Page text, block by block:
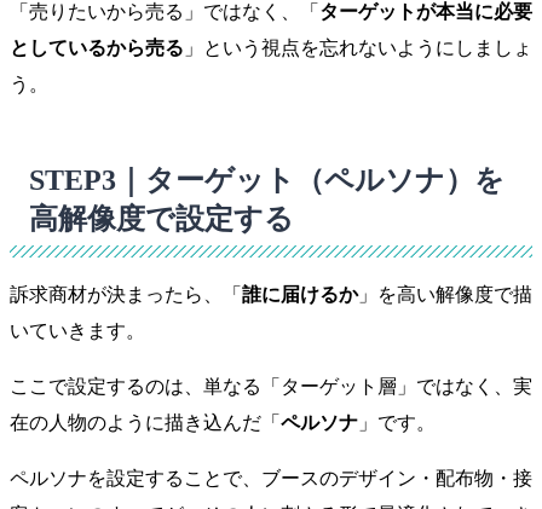
「売りたいから売る」ではなく、「 ターゲットが本当に必要
としているから売る 」という視点を忘れないようにしましょ
う。
STEP3｜ターゲット（ペルソナ）を
高解像度で設定する
訴求商材が決まったら、「 誰に届けるか」を高い解像度で描
いていきます。
ここで設定するのは、単なる「ターゲット層」ではなく、実
在の人物のように描き込んだ「 ペルソナ 」です。
ペルソナを設定することで、ブースのデザイン・配布物・接